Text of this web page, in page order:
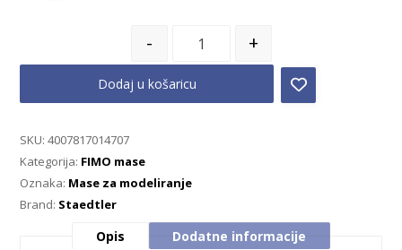
- +
Dodaj u košaricu
SKU:4007817014707
Kategorija: FIMO mase
Oznaka: Mase za modeliranje
Brand: Staedtler
Opis Dodatne informacije